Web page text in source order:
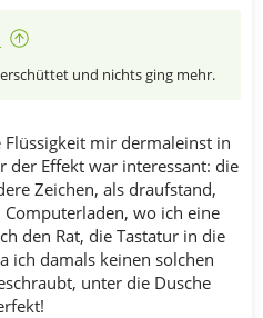
und nichts ging mehr.
mir dermaleinst in
der Effekt war interessant: die
Zeichen, als draufstand,
wo ich eine
den Rat, die Tastatur in die
ich damals keinen solchen
unter die Dusche